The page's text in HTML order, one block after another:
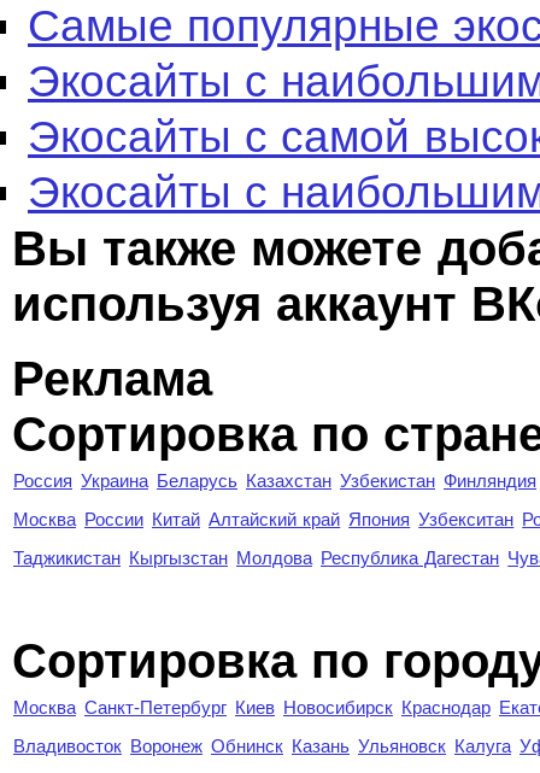
Самые популярные
Экосайты с
Экосайты с самой
Экосайты с
Вы также можете
используя аккаунт
Реклама
Сортировка по
Россия Украина Беларусь Казахстан Узбекистан Финляндия
Москва России Китай Алтайский край Япония Узбекситан
Таджикистан Кыргызстан Молдова Республика Дагестан
Cортировка по
Москва Санкт-Петербург Киев Новосибирск Краснодар
Владивосток Воронеж Обнинск Казань Ульяновск Калуга